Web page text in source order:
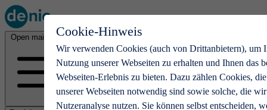
Cookie-Hinweis
Wir verwenden Cookies (auch von Drittanbietern), um
Nutzung unserer Webseiten zu erhalten und Ihnen das
Webseiten-Erlebnis zu bieten. Dazu zählen Cookies,
unserer Webseiten notwendig sind sowie solche, die
Nutzeranalyse nutzen. Sie können selbst entscheiden,
Open main menu